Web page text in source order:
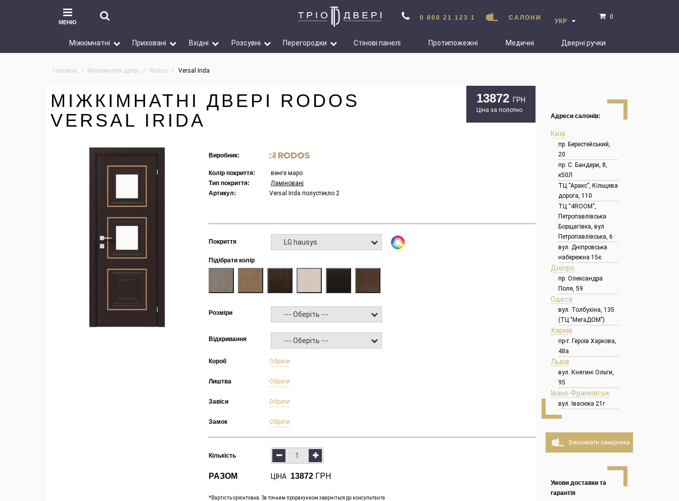
МЕНЮ
0 800 21 123 1 САЛОНИ УКР
0
Міжкімнатні Приховані Вхідні Розсувні Перегородки Стінові панелі Протипожежні Медичні Дверні ручки
Головна Міжкімнатні двері Rodos Versal Irida
МІЖКІМНАТНІ ДВЕРІ RODOS
VERSAL IRIDA
13872 ГРН
Ціна за полотно
Виробник:
Колір покриття:
венге маро
Тип покриття:
Ламіновані
Артикул:
Versal Irida полустекло 2
Покриття LG hausys
Підібрати колір
Розміри --- Оберіть ---
Відкривання --- Оберіть ---
Короб Обрати
Лиштва Обрати
Завіси Обрати
Замок Обрати
Кількість
РАЗОМ ЦІНА 13872 ГРН
*Вартість орієнтовна. За точним прорахунком зверніться до консультанта
Адреси салонів:
Київ
пр. Берестейський,
20
пр. С. Бандери, 8,
к50Л
ТЦ “Аракс”, Кільцева
дорога, 110
ТЦ “4ROOM”,
Петропавлівська
Борщагівка, вул.
Петропавлівська, 6
вул. Дніпровська
набережна 15є
Дніпро
пр. Олександра
Поля, 59
Одеса
вул. Толбухіна, 135
(ТЦ "МегаДОМ")
Харків
пр-т. Героїв Харкова,
48а
Львів
вул. Княгині Ольги,
95
Івано-Франківськ
вул. Івасюка 21г
Викликати замірника
Умови доставки та
гарантія